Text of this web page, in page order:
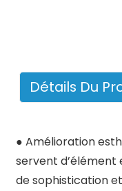
Détails Du
● Amélioration
servent d’élément
de sophistication